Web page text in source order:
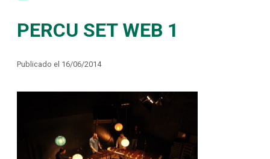
PERCU SET WEB 1
Publicado el 16/06/2014